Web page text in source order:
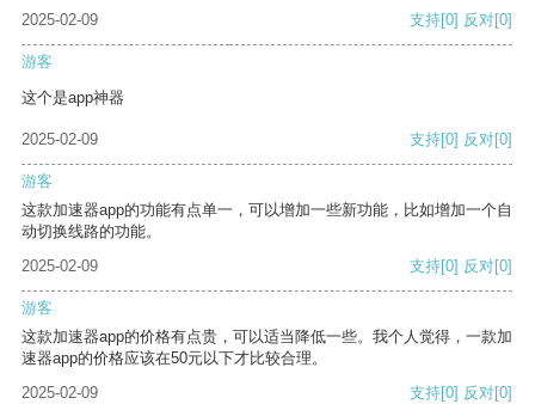
2025-02-09 支持[0] 反对[0]
游客
这个是app神器
2025-02-09 支持[0] 反对[0]
游客
这款加速器app的功能有点单一，可以增加一些新功能，比如增加一个自
动切换线路的功能。
2025-02-09
支持[0] 反对[0]
游客
这款加速器app的价格有点贵，可以适当降低一些。我个人觉得，一款加
速器app的价格应该在50元以下才比较合理。
2025-02-09
支持[0] 反对[0]